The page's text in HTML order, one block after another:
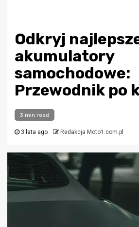
Odkryj
akumulatory
samochodowe:
Przewodnik po
3 min read
3 lata ago Redakcja Moto1.com.pl